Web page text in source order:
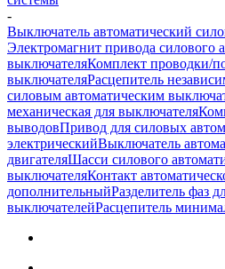
-
Выключатель автоматический
Электромагнит привода силового
выключателяКомплект проводки/
выключателяРасцепитель
силовым автоматическим
механическая для выключателя
выводовПривод для силовых
электрическийВыключатель
двигателяШасси силового
выключателяКонтакт
дополнительныйРазделитель фаз
выключателейРасцепитель